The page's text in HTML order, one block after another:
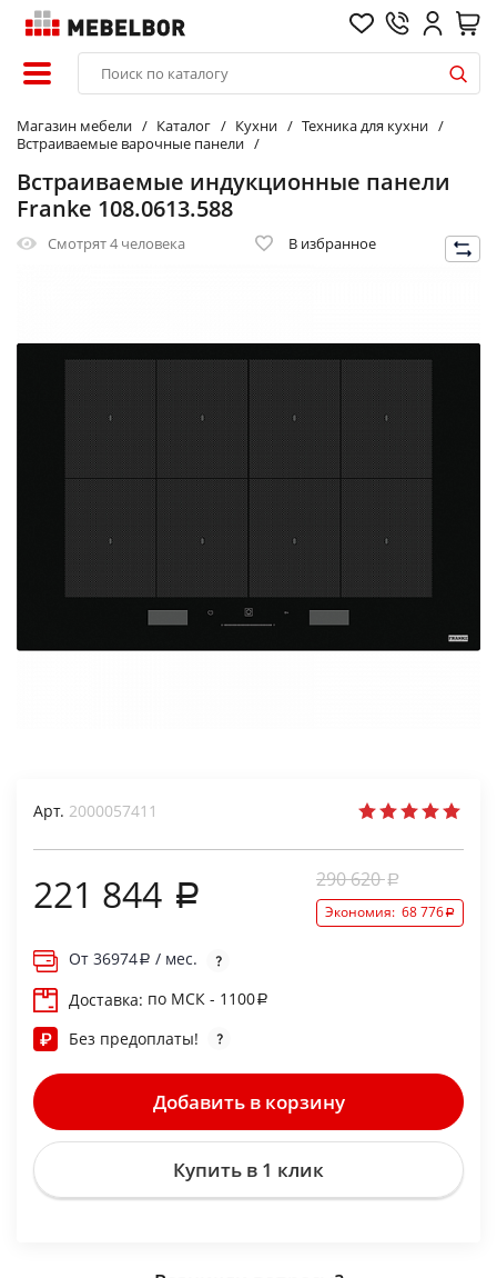
Магазин мебели Каталог Кухни
Техника для кухни
Встраиваемые варочные панели
Встраиваемые индукционные панели
Franke 108.0613.588
Смотрят4 человека В избранное
Арт. 2000057411
221 844 290 620
Экономия: 68 776
От 36974
/ мес.
Доставка: по МСК - 1100
Без предоплаты!
Добавить в корзину
Купить в 1 клик